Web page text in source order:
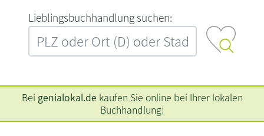
L‍i‍e‍b‍l‍i‍n‍g‍s‍b‍u‍c‍h‍h‍a‍n‍d‍l‍u‍n‍g‍ ‍s‍u‍c‍h‍e‍n‍:‍
Bei genialokal.de kaufen Sie online bei Ihrer lokalen
Buchhandlung!